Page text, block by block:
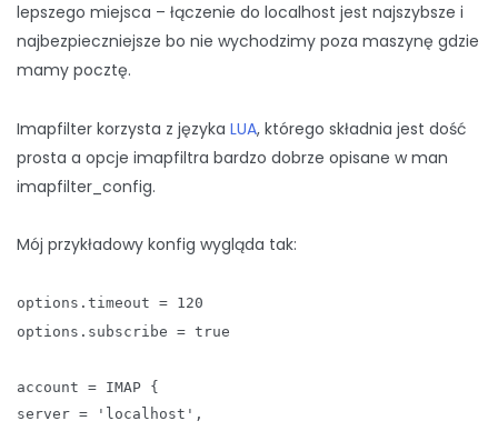
lepszego miejsca – łączenie do localhost jest najszybsze i
najbezpieczniejsze bo nie wychodzimy poza maszynę gdzie
mamy pocztę.
Imapfilter korzysta z języka LUA, którego składnia jest dość
prosta a opcje imapfiltra bardzo dobrze opisane w man
imapfilter_config.
Mój przykładowy konfig wygląda tak:
options.timeout = 120
options.subscribe = true
account = IMAP {
server = 'localhost',